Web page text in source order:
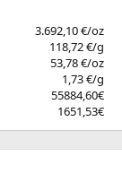
3.692,10 €/oz
118,72 €/g
53,78 €/oz
1,73 €/g
55884,60€
1651,53€